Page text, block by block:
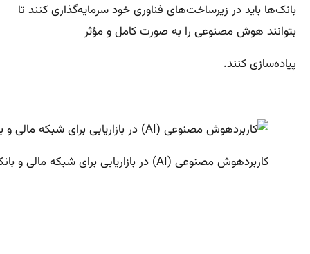
بانک‌ها باید در زیرساخت‌های فناوری خود سرمایه‌گذاری کنند تا
بتوانند هوش مصنوعی را به صورت کامل و مؤثر
پیاده‌سازی کنند.
کاربردهوش مصنوعی (AI) در بازاریابی برای شبکه مالی و بانکی